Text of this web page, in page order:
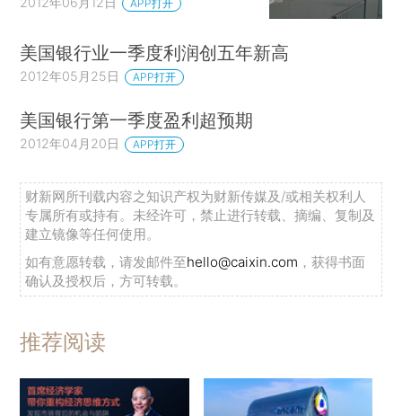
APP打开
美国银行业一季度利润创五年新高
2012年05月25日 APP打开
美国银行第一季度盈利超预期
2012年04月20日 APP打开
财新网所刊载内容之知识产权为财新传媒及/或相关权利人
专属所有或持有。未经许可，禁止进行转载、摘编、复制及
建立镜像等任何使用。
如有意愿转载，请发邮件至hello@caixin.com ，获得书面
确认及授权后，方可转载。
推荐阅读